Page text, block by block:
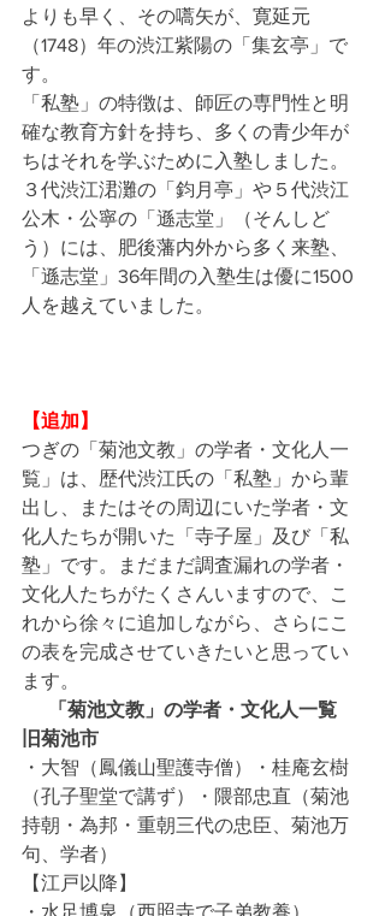
よりも早く、その嚆矢が、寛延元
（1748）年の渋江紫陽の「集玄亭」で
す。
「私塾」の特徴は、師匠の専門性と明
確な教育方針を持ち、多くの青少年が
ちはそれを学ぶために入塾しました。
３代渋江涒灘の「鈞月亭」や５代渋江
公木・公寧の「遜志堂」（そんしど
う）には、肥後藩内外から多く来塾、
「遜志堂」36年間の入塾生は優に1500
人を越えていました。
【追加】
つぎの「菊池文教」の学者・文化人一
覧」は、歴代渋江氏の「私塾」から輩
出し、またはその周辺にいた学者・文
化人たちが開いた「寺子屋」及び「私
塾」です。まだまだ調査漏れの学者・
文化人たちがたくさんいますので、こ
れから徐々に追加しながら、さらにこ
の表を完成させていきたいと思ってい
ます。
「菊池文教」の学者・文化人一覧
旧菊池市
・大智（鳳儀山聖護寺僧）・桂庵玄樹
（孔子聖堂で講ず）・隈部忠直（菊池
持朝・為邦・重朝三代の忠臣、菊池万
句、学者）
【江戸以降】